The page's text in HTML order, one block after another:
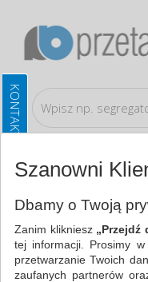
Artykuły
dozowniki
WSZYSTKIE
Szanowni
Dbamy o Twoją
Zanim klikniesz „Przejdź
tej informacji. Prosimy
przetwarzanie Twoich
zaufanych partnerów